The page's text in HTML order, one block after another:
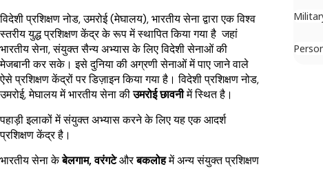
विदेशी प्रशिक्षण नोड, उमरोई (मेघालय), भारतीय सेना द्वारा एक विश्व
स्तरीय युद्ध प्रशिक्षण केंद्र के रूप में स्थापित किया गया है जहां
भारतीय सेना, संयुक्त सैन्य अभ्यास के लिए विदेशी सेनाओं की
मेजबानी कर सके। इसे दुनिया की अग्रणी सेनाओं में पाए जाने वाले
ऐसे प्रशिक्षण केंद्रों पर डिज़ाइन किया गया है। विदेशी प्रशिक्षण नोड,
उमरोई, मेघालय में भारतीय सेना कीउमरोई छावनीमें स्थित है।
पहाड़ी इलाकों में संयुक्त अभ्यास करने के लिए यह एक आदर्श
प्रशिक्षण केंद्र है।
भारतीय सेना केबेलगाम,वरंगटेऔरबकलोहमें अन्य संयुक्त प्रशिक्षण